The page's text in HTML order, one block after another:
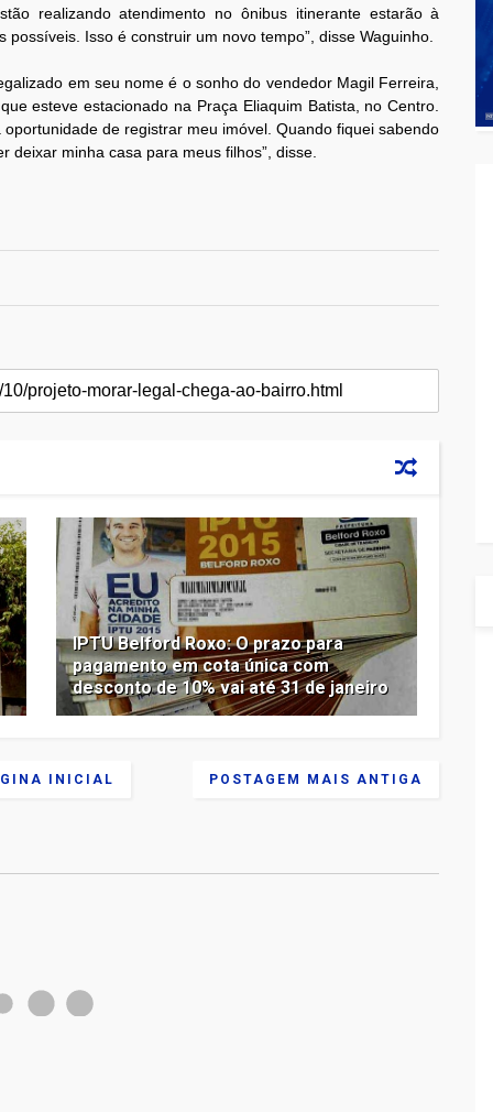
realizando atendimento no ônibus itinerante estarão à
Isso é construir um novo tempo”, disse Waguinho.
em seu nome é o sonho do vendedor Magil Ferreira,
esteve estacionado na Praça Eliaquim Batista, no Centro.
de registrar meu imóvel. Quando fiquei sabendo
deixar minha casa para meus filhos”, disse.
IPTU Belford Roxo: O prazo para
pagamento em cota única com
desconto de 10% vai até 31 de janeiro
POSTAGEM MAIS ANTIGA
INICIAL